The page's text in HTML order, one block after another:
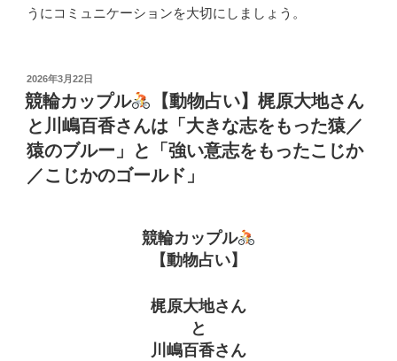
うにコミュニケーションを大切にしましょう。
投
稿
日:
2026年3月22日
競輪カップル
【動物占い】梶原大地さん
と川嶋百香さんは「大きな志をもった猿／
猿のブルー」と「強い意志をもったこじか
／こじかのゴールド」
競輪カップル
【動物占い】
梶原大地さん
と
川嶋百香さん